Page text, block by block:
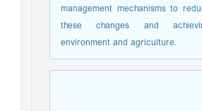
management mechanisms to
these changes and
environment and agriculture.